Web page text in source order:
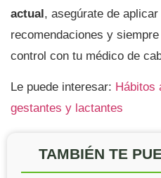
actual, asegúrate de
recomendaciones y
control con tu médico de
Le puede interesar: Hábitos
gestantes y lactantes
TAMBIÉN TE